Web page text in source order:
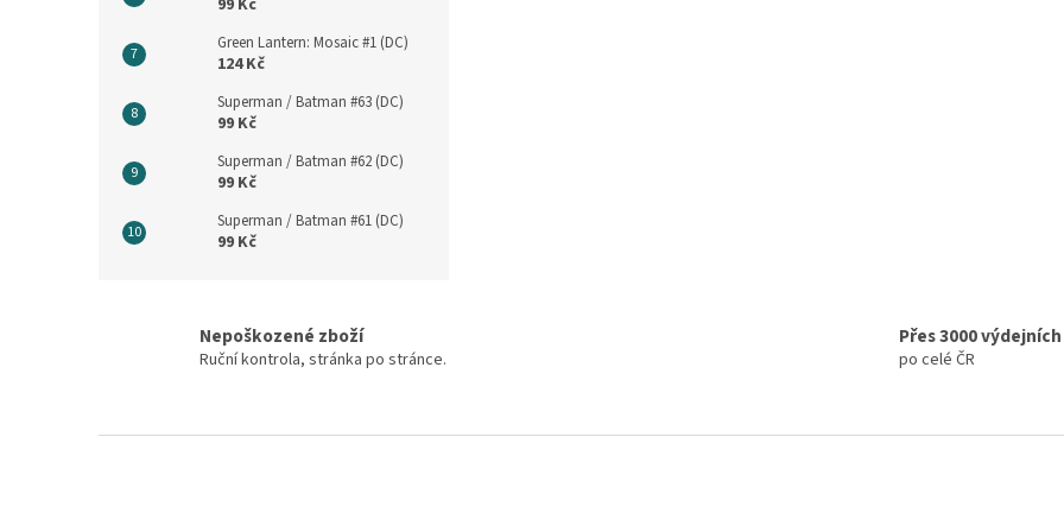
Green Lantern: Mosaic #1 (DC)
124 Kč
Superman / Batman #63 (DC)
99 Kč
Superman / Batman #62 (DC)
99 Kč
Superman / Batman #61 (DC)
99 Kč
Nepoškozené zboží
Ruční kontrola, stránka po stránce.
Přes 3000
po celé ČR